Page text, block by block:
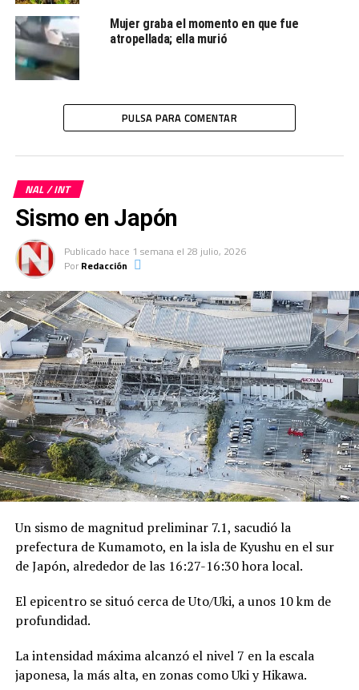
Mujer graba el momento en que fue
atropellada; ella murió
PULSA PARA COMENTAR
NAL / INT
Sismo en Japón
Publicado hace 1 semana el 28 julio, 2026
Por Redacción
Un sismo de magnitud preliminar 7.1, sacudió la
prefectura de Kumamoto, en la isla de Kyushu en el sur
de Japón, alrededor de las 16:27-16:30 hora local.
El epicentro se situó cerca de Uto/Uki, a unos 10 km de
profundidad.
La intensidad máxima alcanzó el nivel 7 en la escala
japonesa, la más alta, en zonas como Uki y Hikawa.